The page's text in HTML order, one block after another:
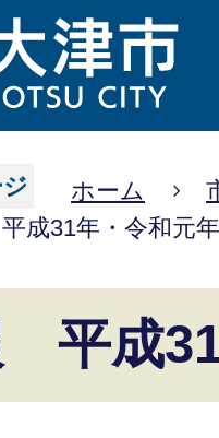
ホーム
成31年・令和元年
平成